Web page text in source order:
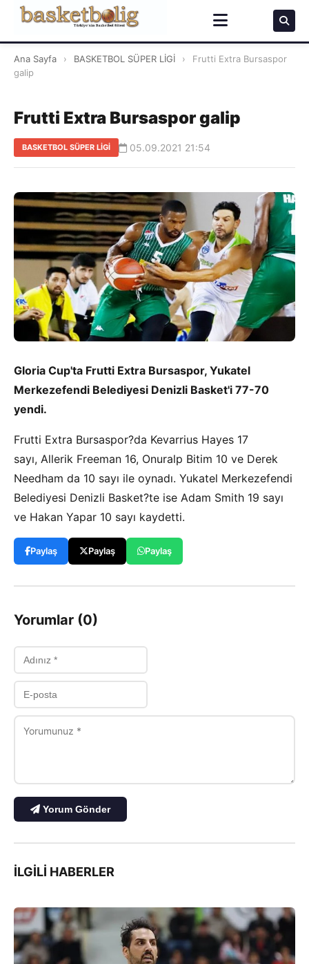
Ana Sayfa › BASKETBOL SÜPER LİGİ ›
Frutti Extra Bursaspor
galip
Frutti Extra Bursaspor galip
BASKETBOL SÜPER LİGİ 05.09.2021 21:54
Gloria Cup'ta Frutti Extra Bursaspor, Yukatel
Merkezefendi Belediyesi Denizli Basket'i 77-70
yendi.
Frutti Extra Bursaspor?da Kevarrius Hayes 17
sayı, Allerik Freeman 16, Onuralp Bitim 10 ve Derek
Needham da 10 sayı ile oynadı. Yukatel Merkezefendi
Belediyesi Denizli Basket?te ise Adam Smith 19 sayı
ve Hakan Yapar 10 sayı kaydetti.
Paylaş Paylaş Paylaş
Yorumlar (0)
Yorum Gönder
İLGILI HABERLER